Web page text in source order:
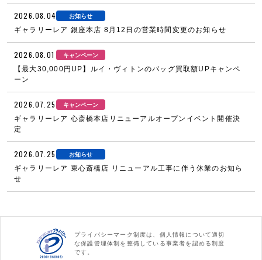
2026.08.04 お知らせ
ギャラリーレア 銀座本店 8月12日の営業時間変更のお知らせ
2026.08.01 キャンペーン
【最大30,000円UP】ルイ・ヴィトンのバッグ買取額UPキャンペ
ーン
2026.07.25 キャンペーン
ギャラリーレア 心斎橋本店リニューアルオープンイベント開催決
定
2026.07.25 お知らせ
ギャラリーレア 東心斎橋店 リニューアル工事に伴う休業のお知ら
せ
プライバシーマーク制度は、個人情報について適切
な保護管理体制を整備している事業者を認める制度
です。